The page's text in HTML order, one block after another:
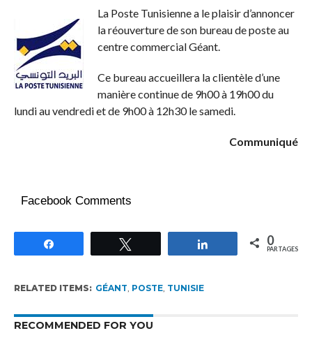
La Poste Tunisienne a le plaisir d’annoncer
la réouverture de son bureau de poste au
centre commercial Géant.
Ce bureau accueillera la clientèle d’une
manière continue de 9h00 à 19h00 du
lundi au vendredi et de 9h00 à 12h30 le samedi.
Communiqué
Facebook Comments
Partagez 0
PARTAGES
RELATED ITEMS: GÉANT, POSTE, TUNISIE
RECOMMENDED FOR YOU